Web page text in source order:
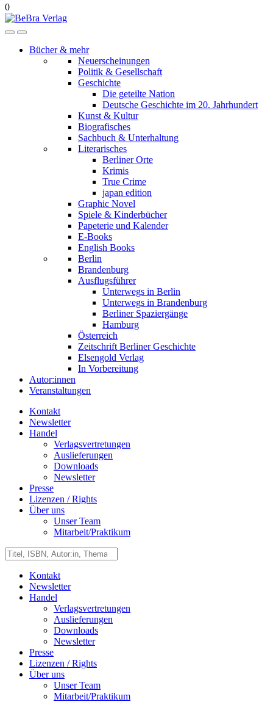
0
Bücher & mehr
Neuerscheinungen
Politik & Gesellschaft
Geschichte
Die geteilte Nation
Deutsche Geschichte im 20. Jahrhundert
Kunst & Kultur
Biografisches
Sachbuch & Unterhaltung
Literarisches
Berliner Orte
Krimis
True Crime
japan edition
Graphic Novel
Spiele & Kinderbücher
Papeterie und Kalender
E-Books
English Books
Berlin
Brandenburg
Ausflugsführer
Unterwegs in Berlin
Unterwegs in Brandenburg
Berliner Spaziergänge
Hamburg
Österreich
Zeitschrift Berliner Geschichte
Elsengold Verlag
In Vorbereitung
Autor:innen
Veranstaltungen
Kontakt
Newsletter
Handel
Verlagsvertretungen
Auslieferungen
Downloads
Newsletter
Presse
Lizenzen / Rights
Über uns
Unser Team
Mitarbeit/Praktikum
Kontakt
Newsletter
Handel
Verlagsvertretungen
Auslieferungen
Downloads
Newsletter
Presse
Lizenzen / Rights
Über uns
Unser Team
Mitarbeit/Praktikum